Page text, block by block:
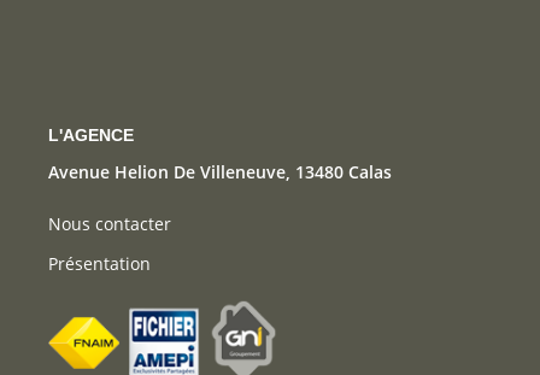
L'AGENCE
Avenue Helion De Villeneuve, 13480 Calas
Nous contacter
Présentation